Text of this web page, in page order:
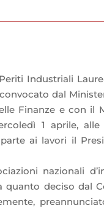
Industriali
dal
Finanze e con il
1 aprile,
ai lavori il
nazionali
quanto deciso dal